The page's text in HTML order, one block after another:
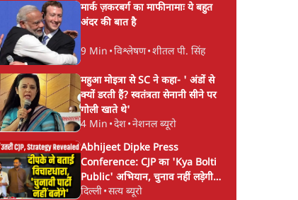
मार्क ज़करबर्ग का माफीनामाः ये बहुत
अंदर की बात है
9 Min •विश्लेषण•शीतल पी. सिंह
महुआ मोइत्रा से SC ने कहा- ' अंडों से
क्यों डरती हैं? स्वतंत्रता सेनानी सीने पर
गोली खाते थे'
4 Min •देश•नेशनल ब्यूरो
Abhijeet Dipke Press
Conference: CJP का 'Kya Bolti
Public' अभियान, चुनाव नहीं लड़ेगी
CJP!
दिल्ली•सत्य ब्यूरो